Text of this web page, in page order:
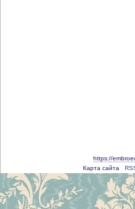
https://
Карта сайта